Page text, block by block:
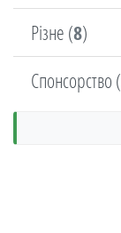
Різне (8)
Спонсорство (